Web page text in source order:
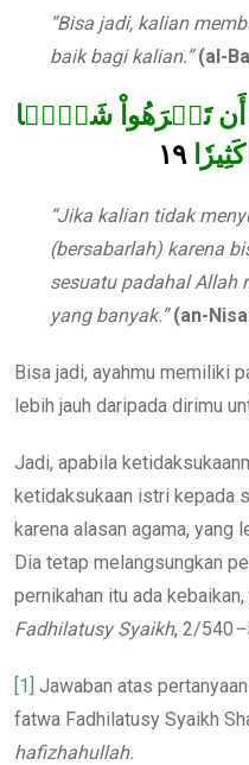
“Bisa jadi, kalian
baik bagi kalian.”(al-
أَن تَكۡرَهُواْ شَيۡ‍ٔٗا
١٩
“Jika kalian tidak
(bersabarlah) karena
sesuatu padahal Allah
yang banyak.”(an-
Bisa jadi, ayahmu memiliki
lebih jauh daripada dirimu
Jadi, apabila
ketidaksukaan istri kepada
karena alasan agama, yang
Dia tetap melangsungkan
pernikahan itu ada kebaikan,
Fadhilatusy Syaikh, 2/540–
[1] Jawaban atas
fatwa Fadhilatusy Syaikh
hafizhahullah.